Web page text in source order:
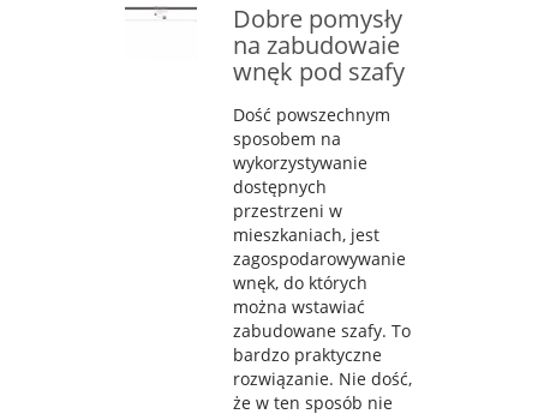
Dobre pomysły
na zabudowaie
wnęk pod szafy
Dość powszechnym
sposobem na
wykorzystywanie
dostępnych
przestrzeni w
mieszkaniach, jest
zagospodarowywanie
wnęk, do których
można wstawiać
zabudowane szafy. To
bardzo praktyczne
rozwiązanie. Nie dość,
że w ten sposób nie